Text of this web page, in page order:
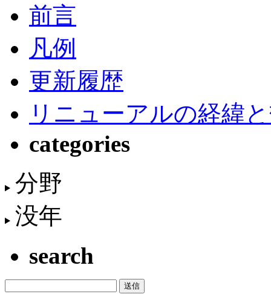
前言
凡例
更新履歴
リニューアルの経緯
categories
分野
没年
search